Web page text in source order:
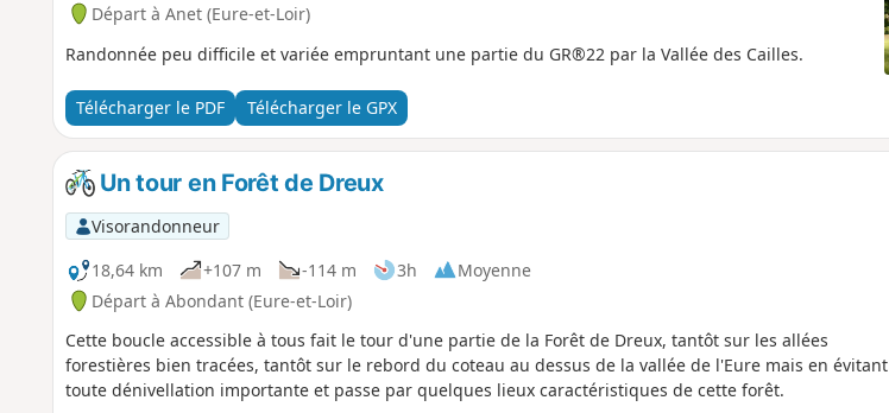
Départ à Anet (Eure-et-Loir)
Randonnée peu difficile et variée empruntant une partie du GR®22 par la Vallée des Cailles.
Télécharger le PDF Télécharger le GPX
Un tour en Forêt de Dreux
Visorandonneur
18,64 km
+107 m -114 m 3h
Moyenne
Départ à Abondant (Eure-et-Loir)
Cette boucle accessible à tous fait le tour d'une partie de la Forêt de Dreux, tantôt sur les allées
forestières bien tracées, tantôt sur le rebord du coteau au dessus de la vallée de l'Eure mais en évitant
toute dénivellation importante et passe par quelques lieux caractéristiques de cette forêt.